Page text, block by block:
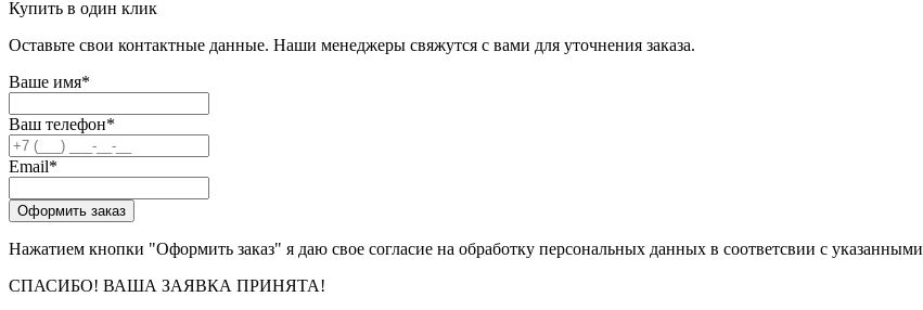
Купить в один клик
Оставьте свои контактные данные. Наши менеджеры свяжутся с вами для уточнения заказа.
Ваше имя*
Ваш телефон*
Email*
Оформить заказ
Нажатием кнопки "Оформить заказ" я даю свое согласие на обработку персональных данных в соответсвии с указанными
СПАСИБО! ВАША ЗАЯВКА ПРИНЯТА!